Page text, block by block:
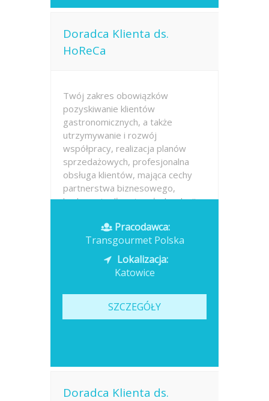
Doradca Klienta ds.
HoReCa
Twój zakres obowiązków
pozyskiwanie klientów
gastronomicznych, a także
utrzymywanie i rozwój
współpracy, realizacja planów
sprzedażowych, profesjonalna
obsługa klientów, mająca cechy
partnerstwa biznesowego,
budowanie długotrwałych relacji z
Opublikowano: dzisiaj
Pracodawca:
Transgourmet Polska
Lokalizacja:
Katowice
SZCZEGÓŁY
Doradca Klienta ds.